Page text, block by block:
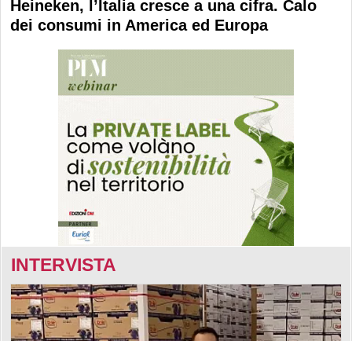
Heineken, l’Italia cresce a una cifra. Calo
dei consumi in America ed Europa
INTERVISTA